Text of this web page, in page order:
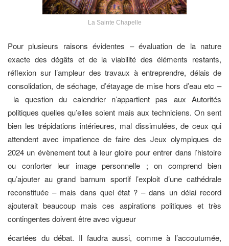
La Sainte Chapelle
Pour plusieurs raisons évidentes – évaluation de la nature
exacte des dégâts et de la viabilité des éléments restants,
réflexion sur l’ampleur des travaux à entreprendre, délais de
consolidation, de séchage, d’étayage de mise hors d’eau etc –
la question du calendrier n’appartient pas aux Autorités
politiques quelles qu’elles soient mais aux techniciens. On sent
bien les trépidations intérieures, mal dissimulées, de ceux qui
attendent avec impatience de faire des Jeux olympiques de
2024 un évènement tout à leur gloire pour entrer dans l’histoire
ou conforter leur image personnelle ; on comprend bien
qu’ajouter au grand barnum sportif l’exploit d’une cathédrale
reconstituée – mais dans quel état ? – dans un délai record
ajouterait beaucoup mais ces aspirations politiques et très
contingentes doivent être avec vigueur
écartées du débat. Il faudra aussi, comme à l’accoutumée,